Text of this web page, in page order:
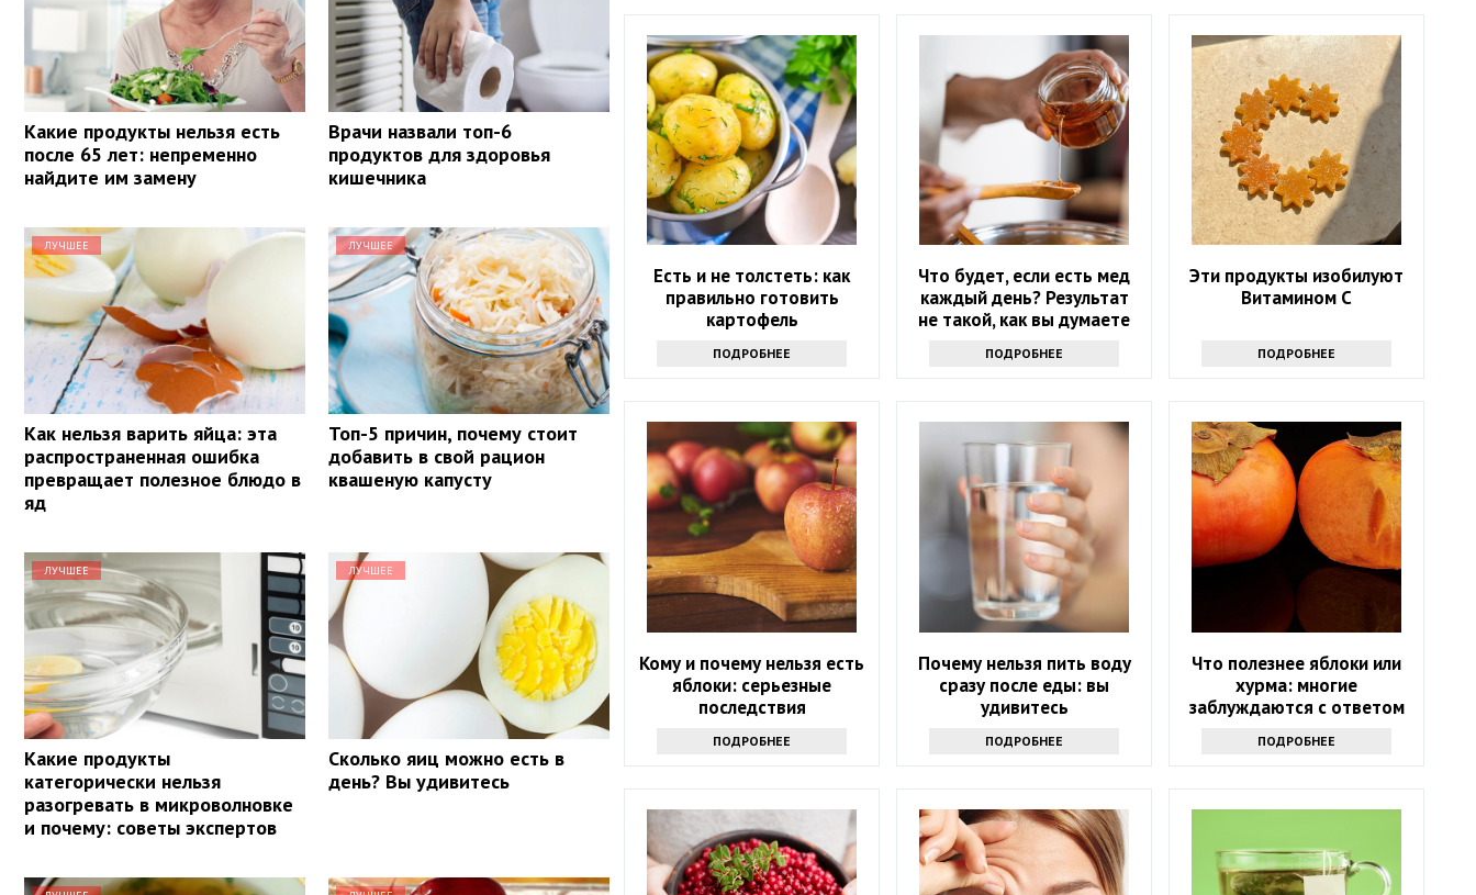
Какие продукты нельзя есть
после 65 лет: непременно
найдите им замену
Врачи назвали топ-6
продуктов для здоровья
кишечника
ЛУЧШЕЕ
Как нельзя варить яйца: эта
распространенная ошибка
превращает полезное блюдо в
яд
ЛУЧШЕЕ
Топ-5 причин, почему стоит
добавить в свой рацион
квашеную капусту
ЛУЧШЕЕ
Какие продукты
категорически нельзя
разогревать в микроволновке
и почему: советы экспертов
ЛУЧШЕЕ
Сколько яиц можно есть в
день? Вы удивитесь
Есть и не толстеть: как
правильно готовить
картофель
ПОДРОБНЕЕ
Что будет, если есть мед
каждый день? Результат
не такой, как вы думаете
ПОДРОБНЕЕ
Эти продукты изобилуют
Витамином С
ПОДРОБНЕЕ
Кому и почему нельзя есть
яблоки: серьезные
последствия
ПОДРОБНЕЕ
Почему нельзя пить воду
сразу после еды: вы
удивитесь
ПОДРОБНЕЕ
Что полезнее яблоки или
хурма: многие
заблуждаются с ответом
ПОДРОБНЕЕ